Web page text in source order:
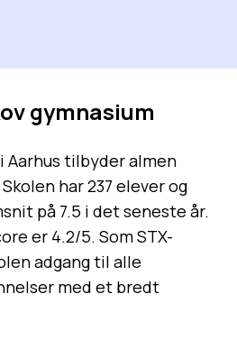
gymnasium
Aarhus tilbyder almen
har 237 elever og
på 7.5 i det seneste år.
er 4.2/5. Som STX-
adgang til alle
med et bredt